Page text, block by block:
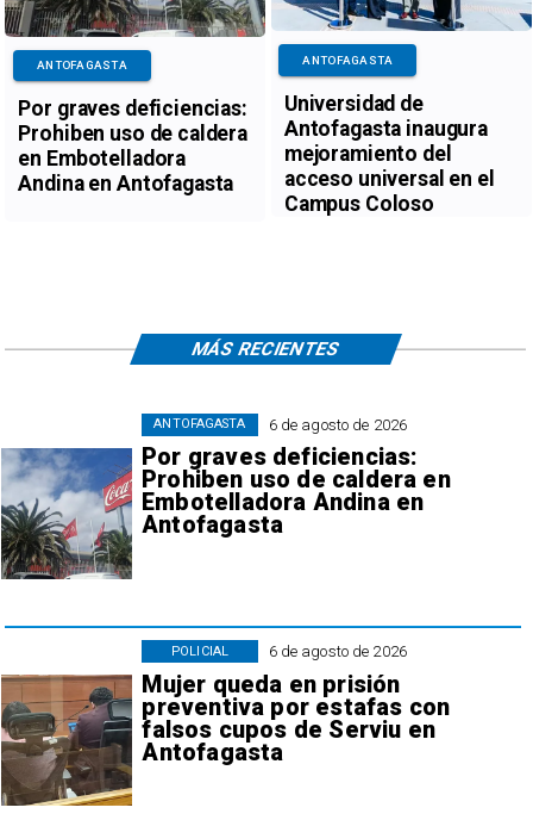
Por graves deficiencias:
Prohiben uso de caldera
en Embotelladora
Andina en Antofagasta
ANTOFAGASTA
Universidad de
Antofagasta inaugura
mejoramiento del
acceso universal en el
Campus Coloso
ANTOFAGASTA
6 de agosto de 2026
Por graves deficiencias:
Prohiben uso de caldera en
Embotelladora Andina en
Antofagasta
ANTOFAGASTA
6 de agosto de 2026
Mujer queda en prisión
preventiva por estafas con
falsos cupos de Serviu en
Antofagasta
POLICIAL
MÁS RECIENTES